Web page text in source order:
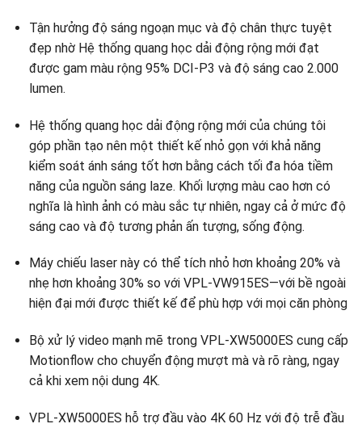
Tận hưởng độ sáng ngoạn mục và độ chân thực tuyệt
đẹp nhờ Hệ thống quang học dải động rộng mới đạt
được gam màu rộng 95% DCI-P3 và độ sáng cao 2.000
lumen.
Hệ thống quang học dải động rộng mới của chúng tôi
góp phần tạo nên một thiết kế nhỏ gọn với khả năng
kiểm soát ánh sáng tốt hơn bằng cách tối đa hóa tiềm
năng của nguồn sáng laze. Khối lượng màu cao hơn có
nghĩa là hình ảnh có màu sắc tự nhiên, ngay cả ở mức độ
sáng cao và độ tương phản ấn tượng, sống động.
Máy chiếu laser này có thể tích nhỏ hơn khoảng 20% ​​và
nhẹ hơn khoảng 30% so với VPL-VW915ES—với bề ngoài
hiện đại mới được thiết kế để phù hợp với mọi căn phòng
Bộ xử lý video mạnh mẽ trong VPL-XW5000ES cung cấp
Motionflow cho chuyển động mượt mà và rõ ràng, ngay
cả khi xem nội dung 4K.
VPL-XW5000ES hỗ trợ đầu vào 4K 60 Hz với độ trễ đầu